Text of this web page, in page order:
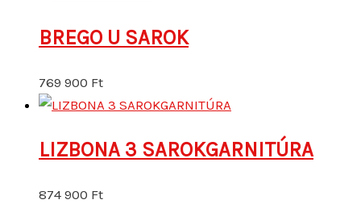
BREGO U SAROK
769 900 Ft
LIZBONA 3 SAROKGARNITÚRA
874 900 Ft